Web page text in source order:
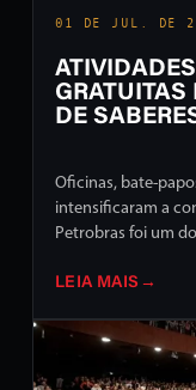
01 DE JUL. DE
GRATUITAS
DE
Oficinas, bate-
intensificaram a
Petrobras foi um
LEIA MAIS →